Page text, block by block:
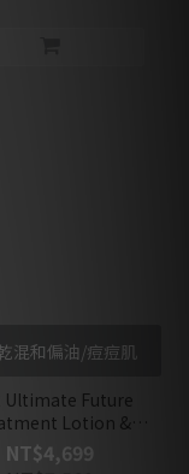
混和偏油/痘痘肌
Ultimate Future
Lotion &
Serum &
Emulsion &
NT$4,699